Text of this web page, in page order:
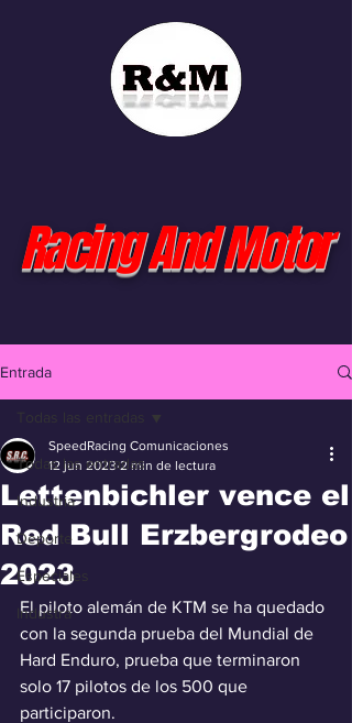
Racing And Motor
Entrada
Todas las entradas
Industria
Deporte
Especiales
Industra
Todas las entradas
Lettenbichler vence el
Red Bull Erzbergrodeo
2023
SpeedRacing Comunicaciones
12 jun 2023 2 min de lectura
El piloto alemán de KTM se ha quedado
con la segunda prueba del Mundial de
Hard Enduro, prueba que terminaron
solo 17 pilotos de los 500 que
participaron.